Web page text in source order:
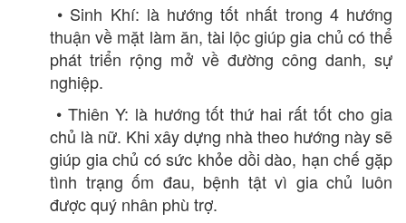
• Sinh Khí: là hướng tốt nhất trong 4 hướng
thuận về mặt làm ăn, tài lộc giúp gia chủ có thể
phát triển rộng mở về đường công danh, sự
nghiệp.
• Thiên Y: là hướng tốt thứ hai rất tốt cho gia
chủ là nữ. Khi xây dựng nhà theo hướng này sẽ
giúp gia chủ có sức khỏe dồi dào, hạn chế gặp
tình trạng ốm đau, bệnh tật vì gia chủ luôn
được quý nhân phù trợ.